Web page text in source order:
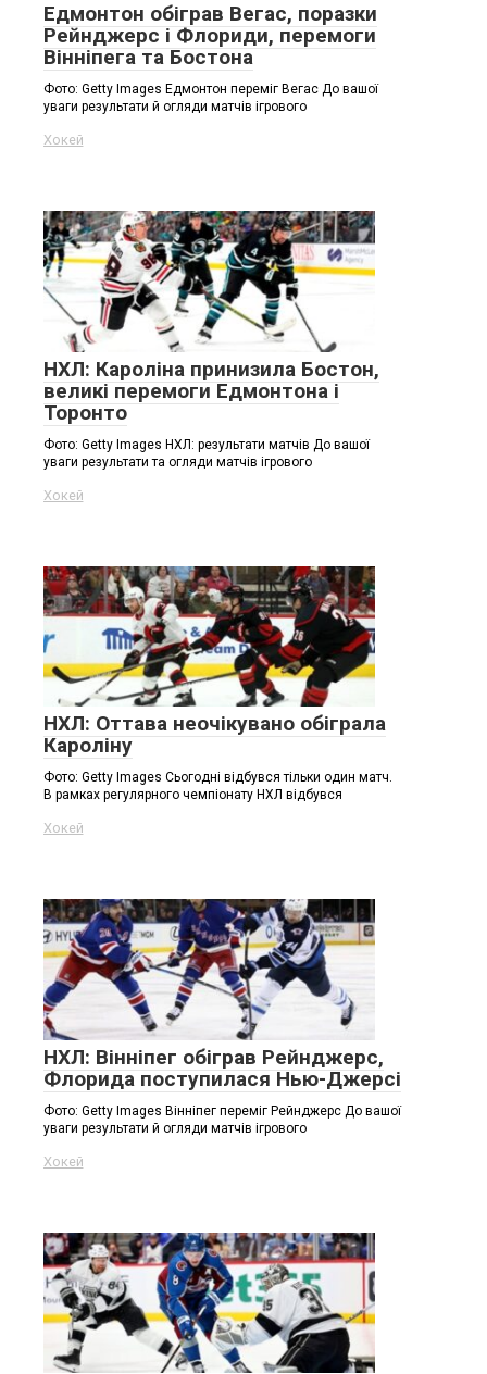
Едмонтон обіграв Вегас, поразки
Рейнджерс і Флориди, перемоги
Вінніпега та Бостона
Фото: Getty Images Едмонтон переміг Вегас До вашої
уваги результати й огляди матчів ігрового
Хокей
НХЛ: Кароліна принизила Бостон,
великі перемоги Едмонтона і
Торонто
Фото: Getty Images НХЛ: результати матчів До вашої
уваги результати та огляди матчів ігрового
Хокей
НХЛ: Оттава неочікувано обіграла
Кароліну
Фото: Getty Images Сьогодні відбувся тільки один матч.
В рамках регулярного чемпіонату НХЛ відбувся
Хокей
НХЛ: Вінніпег обіграв Рейнджерс,
Флорида поступилася Нью-Джерсі
Фото: Getty Images Вінніпег переміг Рейнджерс До вашої
уваги результати й огляди матчів ігрового
Хокей